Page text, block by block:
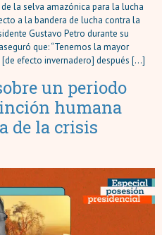
la selva amazónica para la lucha
a la bandera de lucha contra la
Gustavo Petro durante su
que: “Tenemos la mayor
efecto invernadero] después […]
un periodo
humana
de la crisis